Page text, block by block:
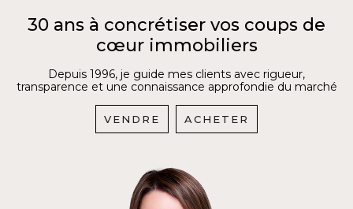
30 ans à concrétiser vos coups de
cœur immobiliers
Depuis 1996, je guide mes clients avec rigueur,
transparence et une connaissance approfondie du marché
VENDRE ACHETER